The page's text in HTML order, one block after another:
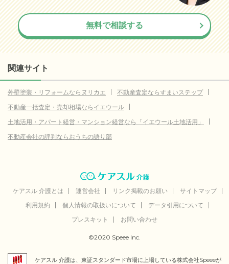
無料で相談する
関連サイト
外壁塗装・リフォームならヌリカエ
不動産査定ならすまいステップ
不動産一括査定・売却相場ならイエウール
土地活用・アパート経営・マンション経営なら「イエウール土地活用」
不動産会社の評判ならおうちの語り部
ケアスル 介護とは 運営会社 リンク掲載のお願い
サイトマップ
利用規約
個人情報の取扱いについて
データ引用について
プレスキット
お問い合わせ
©2020 Speee Inc.
ケアスル 介護は、東証スタンダード市場に上場している株式会社Speeeが